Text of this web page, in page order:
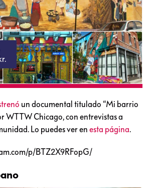
un documental titulado “Mi barrio
WTTW Chicago, con entrevistas a
Lo puedes ver en esta página.
p/BTZ2X9RFopG/